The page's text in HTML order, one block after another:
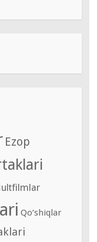
Ezop
Qo‘shiqlar